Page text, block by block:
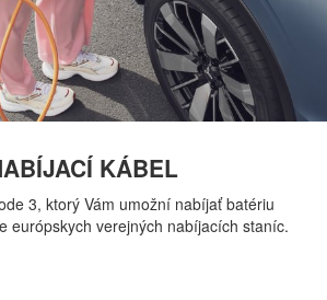
KÁBEL
3, ktorý Vám umožní nabíjať batériu
európskych verejných nabíjacích staníc.